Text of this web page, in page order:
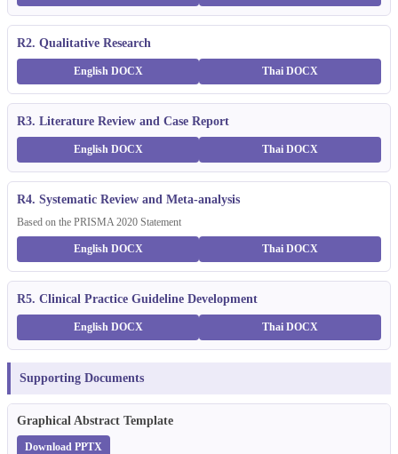
R2. Qualitative Research
English DOCX Thai DOCX
R3. Literature Review and Case Report
English DOCX Thai DOCX
R4. Systematic Review and Meta-analysis
Based on the PRISMA 2020 Statement
English DOCX Thai DOCX
R5. Clinical Practice Guideline Development
English DOCX Thai DOCX
Supporting Documents
Graphical Abstract Template
Download PPTX